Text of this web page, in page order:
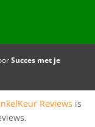
Succes met je
Reviews is